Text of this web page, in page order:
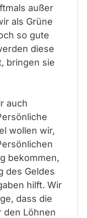
außer
als Grüne
so gute
diese
bringen sie
auch
wollen wir,
bekommen,
des Geldes
hilft. Wir
dass die
den Löhnen